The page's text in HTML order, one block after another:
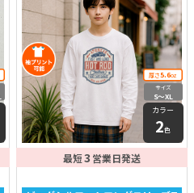
厚さ5.6oz
サイズ
S〜XL
カラー
2色
最短3 営業日発送